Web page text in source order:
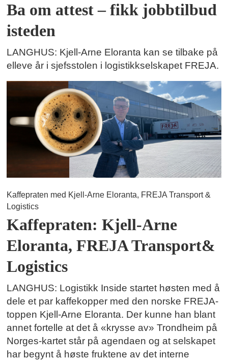
Ba om attest – fikk jobbtilbud
isteden
LANGHUS: Kjell-Arne Eloranta kan se tilbake på
elleve år i sjefsstolen i logistikkselskapet FREJA.
Kaffepraten med Kjell-Arne Eloranta, FREJA Transport &
Logistics
Kaffepraten: Kjell-Arne
Eloranta, FREJA Transport&
Logistics
LANGHUS: Logistikk Inside startet høsten med å
dele et par kaffekopper med den norske FREJA-
toppen Kjell-Arne Eloranta. Der kunne han blant
annet fortelle at det å «krysse av» Trondheim på
Norges-kartet står på agendaen og at selskapet
har begynt å høste fruktene av det interne